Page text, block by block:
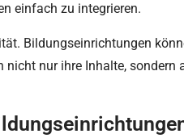
einfach zu integrieren.
Bildungseinrichtungen
nur ihre Inhalte,